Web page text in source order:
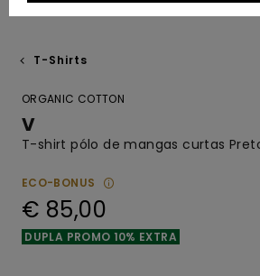
T-Shirts
ORGANIC COTTON
V
T-shirt pólo de mangas curtas
ECO-BONUS
€ 85,00
DUPLA PROMO 10% EXTRA